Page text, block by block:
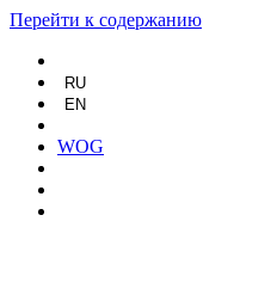
Перейти к содержанию
RU
EN
WOG